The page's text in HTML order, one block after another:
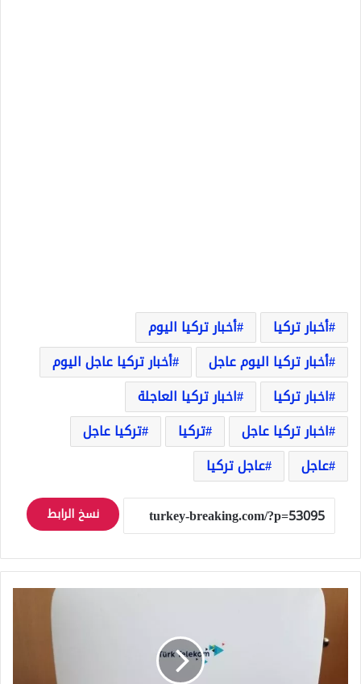
أخبار تركيا
أخبار تركيا اليوم
أخبار تركيا اليوم عاجل
أخبار تركيا عاجل اليوم
اخبار تركيا
اخبار تركيا العاجلة
اخبار تركيا عاجل
تركيا
تركيا عاجل
عاجل
عاجل تركيا
نسخ الرابط
الانترنت
سينقطع
مناطق